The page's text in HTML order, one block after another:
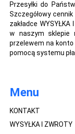
Przesyłki do
Szczegółowy
zakładce
w naszym sklepie
przelewem na
pomocą systemu
Menu
KONTAKT
WYSYŁKA I ZWROTY